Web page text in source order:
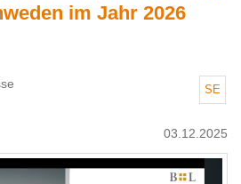
im Jahr 2026
SE
03.12.2025